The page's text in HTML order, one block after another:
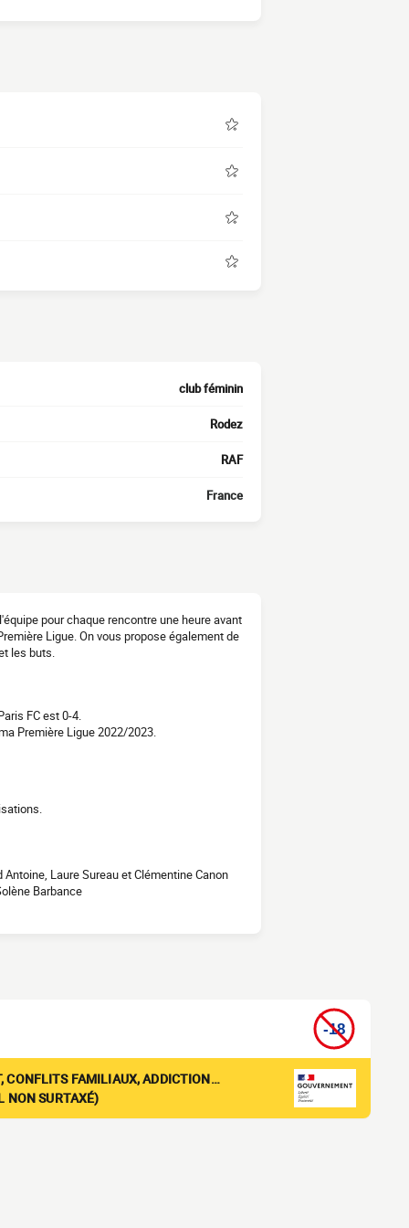
club féminin
Rodez
RAF
France
pour chaque rencontre une heure avant
Ligue. On vous propose également de
les buts.
FC est 0-4.
Première Ligue 2022/2023.
Laure Sureau et Clémentine Canon
Barbance
CONFLITS FAMILIAUX, ADDICTION…
NON SURTAXÉ)